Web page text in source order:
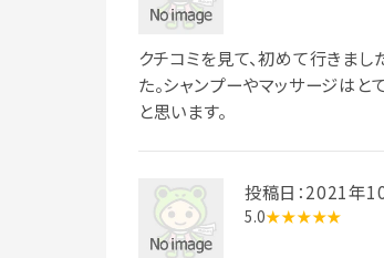
クチコミを見て、初めて行きま
た。シャンプーやマッサージはと
と思います。
投稿日：2021年
5.0★★★★★